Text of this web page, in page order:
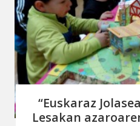
“Euskaraz
Lesakan